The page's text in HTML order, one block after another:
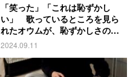
「笑った」「これは恥ずかし
い」 歌っているところを見ら
れたオウムが、恥ずかしさのあ
まり…
2024.09.11